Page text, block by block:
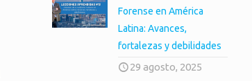
Forense en América
Latina: Avances,
fortalezas y debilidades
29 agosto, 2025